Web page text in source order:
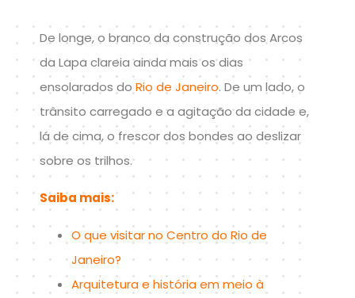
De longe, o branco da construção dos Arcos
da Lapa clareia ainda mais os dias
ensolarados do Rio de Janeiro. De um lado, o
trânsito carregado e a agitação da cidade e,
lá de cima, o frescor dos bondes ao deslizar
sobre os trilhos.
Saiba mais:
O que visitar no Centro do Rio de
Janeiro?
Arquitetura e história em meio à